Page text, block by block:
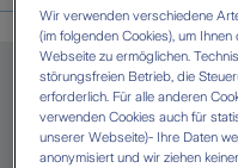
Zens &
Wir verwenden verschiedene
(im folgenden Cookies), um
Webseite zu ermöglichen.
störungsfreien Betrieb, die
erforderlich. Für alle anderen
verwenden Cookies auch für
unserer Webseite)- Ihre Daten
anonymisiert und wir ziehen